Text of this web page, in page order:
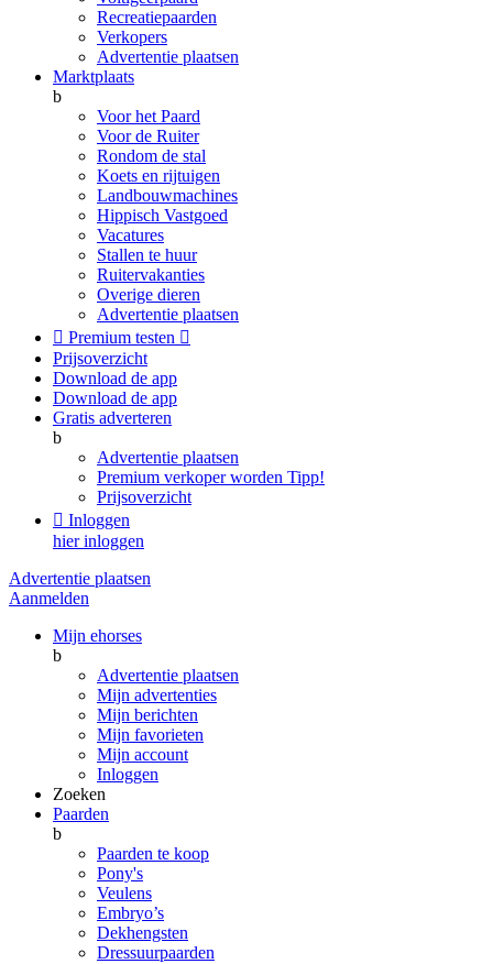
Recreatiepaarden
Verkopers
Advertentie plaatsen
Marktplaats
b
Voor het Paard
Voor de Ruiter
Rondom de stal
Koets en rijtuigen
Landbouwmachines
Hippisch Vastgoed
Vacatures
Stallen te huur
Ruitervakanties
Overige dieren
Advertentie plaatsen
 Premium testen 
Prijsoverzicht
Download de app
Download de app
Gratis adverteren
b
Advertentie plaatsen
Premium verkoper worden Tipp!
Prijsoverzicht
 Inloggen
hier inloggen
Advertentie plaatsen
Aanmelden
Mijn ehorses
b
Advertentie plaatsen
Mijn advertenties
Mijn berichten
Mijn favorieten
Mijn account
Inloggen
Zoeken
Paarden
b
Paarden te koop
Pony's
Veulens
Embryo’s
Dekhengsten
Dressuurpaarden